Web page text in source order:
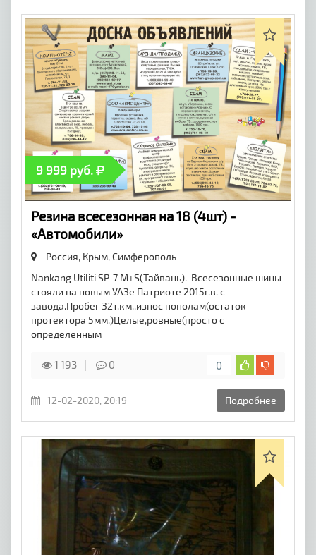
9 999 руб.
Резина всесезонная на 18 (4шт) -
«Автомобили»
Россия, Крым,Симферополь
Nankang Utiliti SP-7 M+S(Тайвань).-Всесезонные шины
стояли на новым УАЗе Патриоте 2015г.в. с
завода.Пробег 32т.км.,износ пополам(остаток
протектора 5мм.)Целые,ровные(просто с
определенным
1 193 0 0
12-02-2020, 20:19 Подробнее